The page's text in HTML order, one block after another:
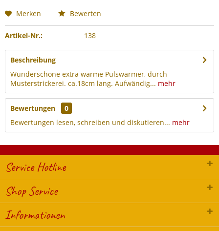
Merken Bewerten
Artikel-Nr.: 138
Beschreibung
Wunderschöne extra warme Pulswärmer, durch
Musterstrickerei. ca.18cm lang. Aufwändig... mehr
Bewertungen
0
Bewertungen lesen, schreiben und diskutieren... mehr
Service Hotline
Shop Service
Informationen